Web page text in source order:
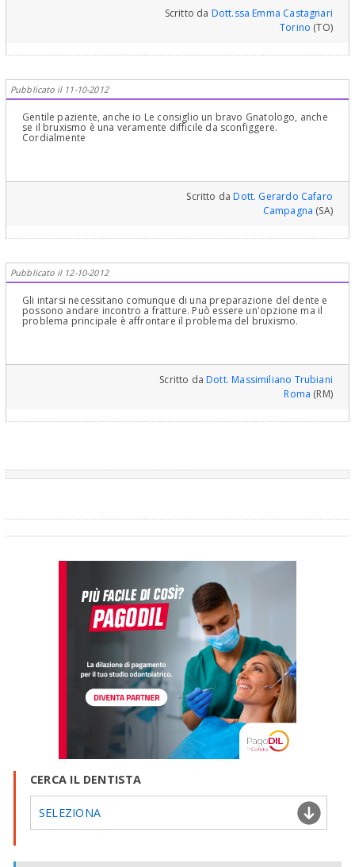
parafunzione locale, ma è la spia di una situazione psicologica che
andrebbe indagata per non avere recidive. Gli intarsi che lei
propone non sono adatti ad una correzione duratura, come le ha
Scritto da Dott.ssa Emma Castagnari
Torino (TO)
Pubblicato il 11-10-2012
Gentile paziente, anche io Le consiglio un bravo Gnatologo, anche
se il bruxismo è una veramente difficile da sconfiggere.
Cordialmente
Scritto daDott. Gerardo Cafaro
Campagna (SA)
Pubblicato il 12-10-2012
Gli intarsi necessitano comunque di una preparazione del dente e
possono andare incontro a fratture. Può essere un'opzione ma il
problema principale è affrontare il problema del bruxismo.
Scritto daDott. Massimiliano Trubiani
Roma (RM)
CERCA IL DENTISTA
SELEZIONA